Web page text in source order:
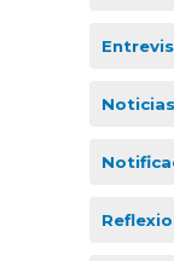
Noticias